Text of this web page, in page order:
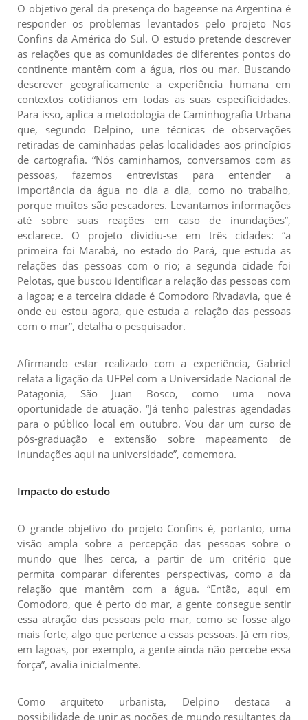
O objetivo geral da presença do bageense na Argentina é
responder os problemas levantados pelo projeto Nos
Confins da América do Sul. O estudo pretende descrever
as relações que as comunidades de diferentes pontos do
continente mantêm com a água, rios ou mar. Buscando
descrever geograficamente a experiência humana em
contextos cotidianos em todas as suas especificidades.
Para isso, aplica a metodologia de Caminhografia Urbana
que, segundo Delpino, une técnicas de observações
retiradas de caminhadas pelas localidades aos princípios
de cartografia. “Nós caminhamos, conversamos com as
pessoas, fazemos entrevistas para entender a
importância da água no dia a dia, como no trabalho,
porque muitos são pescadores. Levantamos informações
até sobre suas reações em caso de inundações”,
esclarece. O projeto dividiu-se em três cidades: “a
primeira foi Marabá, no estado do Pará, que estuda as
relações das pessoas com o rio; a segunda cidade foi
Pelotas, que buscou identificar a relação das pessoas com
a lagoa; e a terceira cidade é Comodoro Rivadavia, que é
onde eu estou agora, que estuda a relação das pessoas
com o mar”, detalha o pesquisador.
Afirmando estar realizado com a experiência, Gabriel
relata a ligação da UFPel com a Universidade Nacional de
Patagonia, São Juan Bosco, como uma nova
oportunidade de atuação. “Já tenho palestras agendadas
para o público local em outubro. Vou dar um curso de
pós-graduação e extensão sobre mapeamento de
inundações aqui na universidade”, comemora.
Impacto do estudo
O grande objetivo do projeto Confins é, portanto, uma
visão ampla sobre a percepção das pessoas sobre o
mundo que lhes cerca, a partir de um critério que
permita comparar diferentes perspectivas, como a da
relação que mantêm com a água. “Então, aqui em
Comodoro, que é perto do mar, a gente consegue sentir
essa atração das pessoas pelo mar, como se fosse algo
mais forte, algo que pertence a essas pessoas. Já em rios,
em lagoas, por exemplo, a gente ainda não percebe essa
força”, avalia inicialmente.
Como arquiteto urbanista, Delpino destaca a
possibilidade de unir as noções de mundo resultantes da